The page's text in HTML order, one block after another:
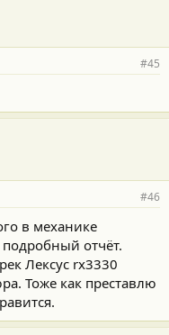
#45
#46
в механике
отчёт.
Лексус rx3330
Тоже как преставлю